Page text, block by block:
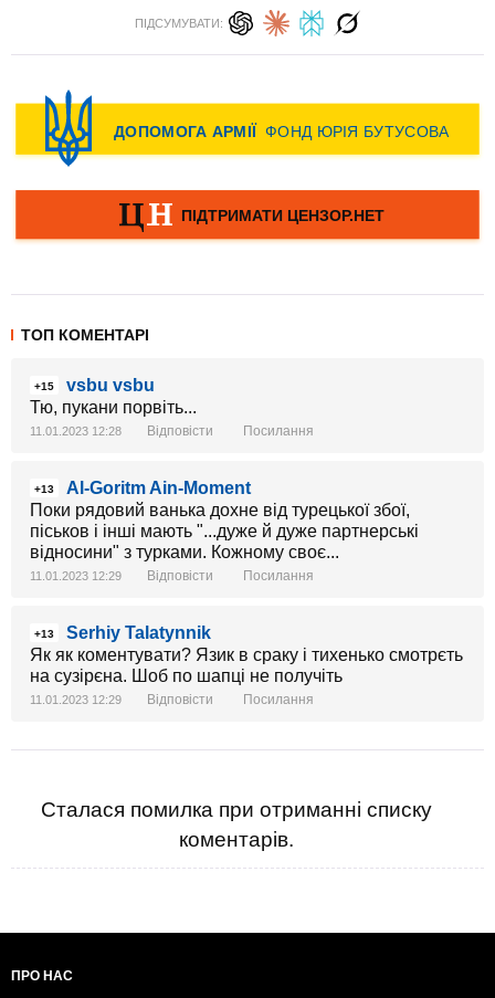
ПІДСУМУВАТИ:
ТОП КОМЕНТАРІ
+15
vsbu vsbu
Тю, пукани порвіть...
11.01.2023 12:28 Відповісти Посилання
+13
Al-Goritm Ain-Moment
Поки рядовий ванька дохне від турецької збої,
піськов і інші мають "...дуже й дуже партнерські
відносини" з турками. Кожному своє...
11.01.2023 12:29 Відповісти Посилання
+13
Serhiy Talatynnik
Як як коментувати? Язик в сраку і тихенько смотрєть
на сузірєна. Шоб по шапці не получіть
11.01.2023 12:29 Відповісти Посилання
Сталася помилка при отриманні списку
коментарів.
ПРО НАС